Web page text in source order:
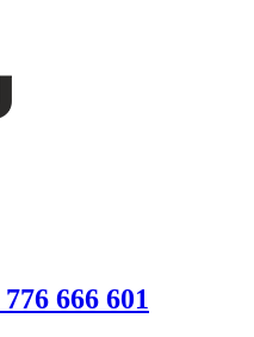
666 601